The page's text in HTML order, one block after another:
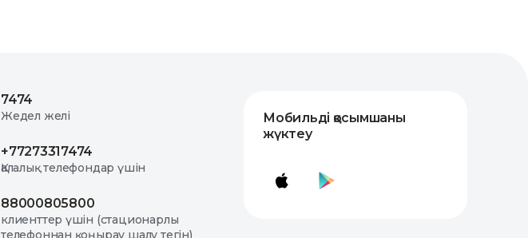
7474
Жедел желі
+77273317474
Қалалық телефондар үшін
88000805800
клиенттер үшін (стационарлы
телефоннан қоңырау шалу тегін)
Мобильді қосымшаны
жүктеу